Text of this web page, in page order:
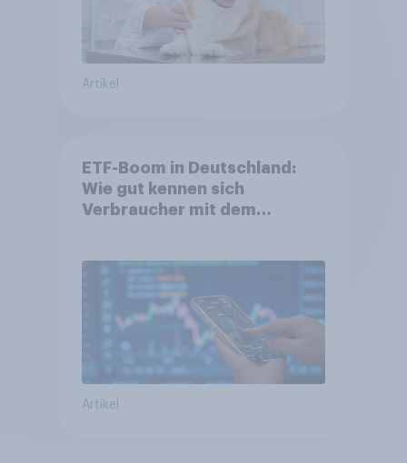
Artikel
ETF-Boom in Deutschland:
Wie gut kennen sich
Verbraucher mit dem
Artikel